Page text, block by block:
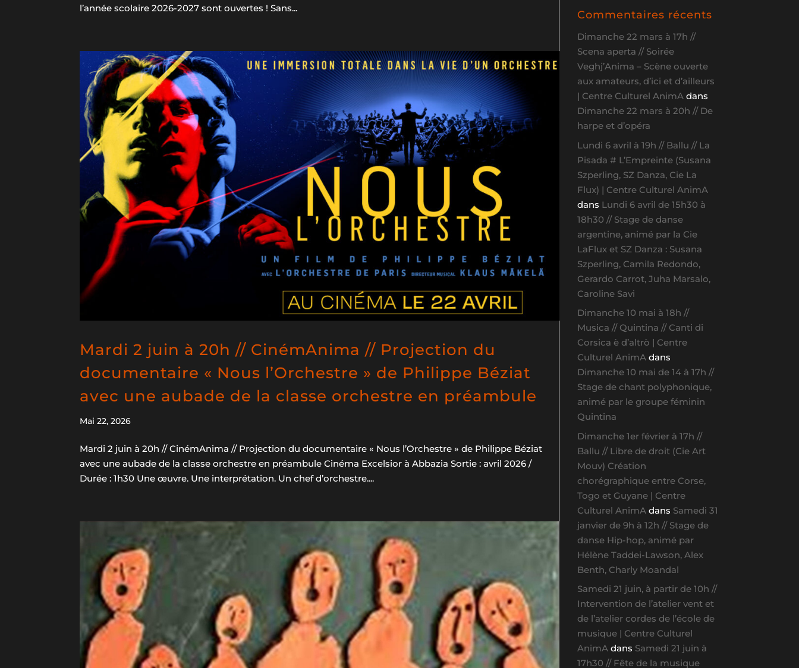
l’année scolaire 2026-2027 sont ouvertes ! Sans...
Mardi 2 juin à 20h // CinémAnima // Projection du
documentaire « Nous l’Orchestre » de Philippe Béziat
avec une aubade de la classe orchestre en préambule
Mai 22, 2026
Mardi 2 juin à 20h // CinémAnima // Projection du documentaire « Nous l’Orchestre » de Philippe Béziat
avec une aubade de la classe orchestre en préambule Cinéma Excelsior à Abbazia Sortie : avril 2026 /
Durée : 1h30 Une œuvre. Une interprétation. Un chef d’orchestre....
Commentaires récents
Dimanche 22 mars à 17h //
Scena aperta // Soirée
Veghj’Anima – Scène ouverte
aux amateurs, d’ici et d’ailleurs
| Centre Culturel AnimAdans
Dimanche 22 mars à 20h // De
harpe et d’opéra
Lundi 6 avril à 19h // Ballu // La
Pisada # L’Empreinte (Susana
Szperling, SZ Danza, Cie La
Flux) | Centre Culturel AnimA
dans Lundi 6 avril de 15h30 à
18h30 // Stage de danse
argentine, animé par la Cie
LaFlux et SZ Danza : Susana
Szperling, Camila Redondo,
Gerardo Carrot, Juha Marsalo,
Caroline Savi
Dimanche 10 mai à 18h //
Musica // Quintina // Canti di
Corsica è d’altrò | Centre
Culturel AnimAdans
Dimanche 10 mai de 14 à 17h //
Stage de chant polyphonique,
animé par le groupe féminin
Quintina
Dimanche 1er février à 17h //
Ballu // Libre de droit (Cie Art
Mouv) Création
chorégraphique entre Corse,
Togo et Guyane | Centre
Culturel AnimA dans Samedi 31
janvier de 9h à 12h // Stage de
danse Hip-hop, animé par
Hélène Taddei-Lawson, Alex
Benth, Charly Moandal
Samedi 21 juin, à partir de 10h //
Intervention de l’atelier vent et
de l’atelier cordes de l’école de
musique | Centre Culturel
AnimAdans Samedi 21 juin à
17h30 // Fête de la musique